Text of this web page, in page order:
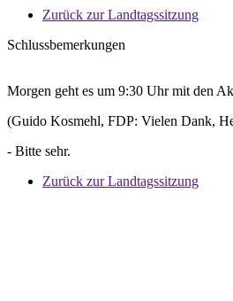
Zurück zur Landtagssitzung
Schlussbemerkungen
Morgen geht es um 9:30 Uhr mit den
(Guido Kosmehl, FDP: Vielen Dank,
- Bitte sehr.
Zurück zur Landtagssitzung